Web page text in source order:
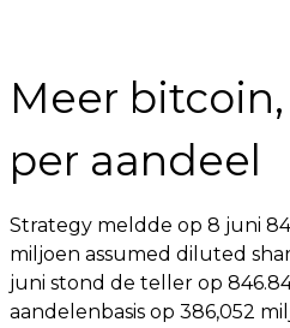
Meer
per aandeel
Strategy meldde op 8 juni
miljoen assumed diluted
juni stond de teller op
aandelenbasis op 386,052